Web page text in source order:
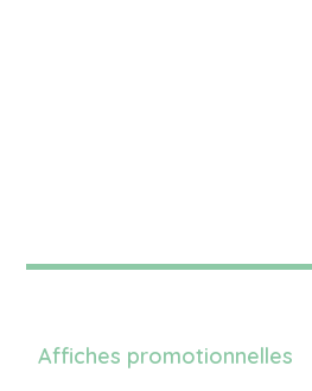
Affiches promotionnelles